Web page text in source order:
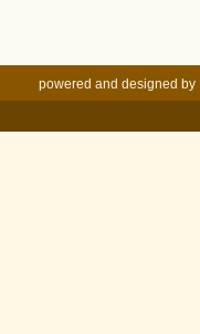
powered and designed by